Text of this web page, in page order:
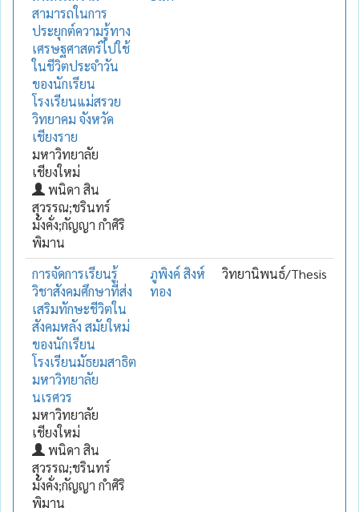
สามารถในการ
ประยุกต์ความรู้ทาง
เศรษฐศาสตร์ไปใช้
ในชีวิตประจำวัน
ของนักเรียน
โรงเรียนแม่สรวย
วิทยาคม จังหวัด
เชียงราย
มหาวิทยาลัย
เชียงใหม่
พนิดา สิน
สุวรรณ;ชรินทร์
มั่งคั่ง;กัญญา กำศิริ
พิมาน
การจัดการเรียนรู้
วิชาสังคมศึกษาที่ส่ง
เสริมทักษะชีวิตใน
สังคมหลัง สมัยใหม่
ของนักเรียน
โรงเรียนมัธยมสาธิต
มหาวิทยาลัย
นเรศวร
มหาวิทยาลัย
เชียงใหม่
พนิดา สิน
สุวรรณ;ชรินทร์
มั่งคั่ง;กัญญา กำศิริ
พิมาน
ภูพิงค์ สิงห์
ทอง
วิทยานิพนธ์/Thesis